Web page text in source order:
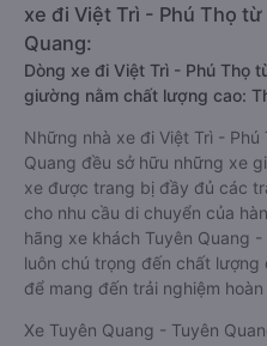
xe đi Việt Trì - Phú Thọ
Quang:
Dòng xe đi Việt Trì - Phú Thọ
giường nằm chất lượng cao:
Những nhà xe đi Việt Trì -
Quang đều sở hữu những xe
xe được trang bị đầy đủ các
cho nhu cầu di chuyển của
hãng xe khách Tuyên Quang
luôn chú trọng đến chất
để mang đến trải nghiệm
Xe Tuyên Quang - Tuyên